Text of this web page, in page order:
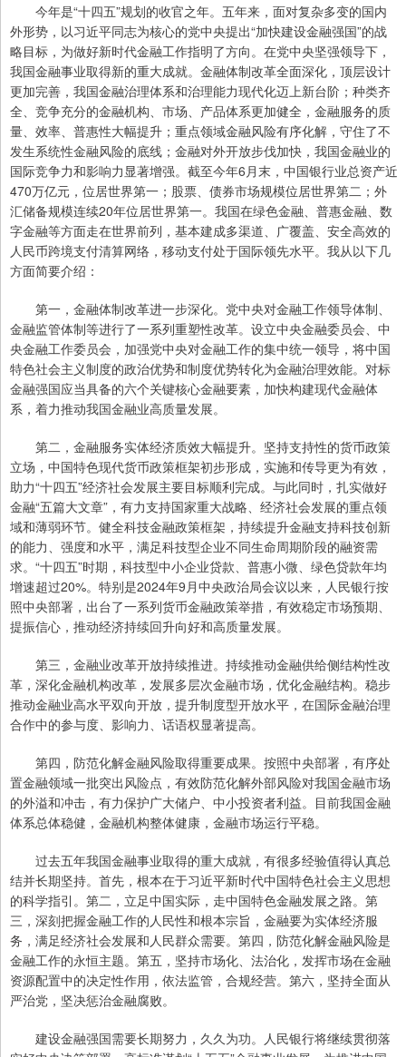
今年是“十四五”规划的收官之年。五年来，面对复杂多变的国内
外形势，以习近平同志为核心的党中央提出“加快建设金融强国”的战
略目标，为做好新时代金融工作指明了方向。在党中央坚强领导下，
我国金融事业取得新的重大成就。金融体制改革全面深化，顶层设计
更加完善，我国金融治理体系和治理能力现代化迈上新台阶；种类齐
全、竞争充分的金融机构、市场、产品体系更加健全，金融服务的质
量、效率、普惠性大幅提升；重点领域金融风险有序化解，守住了不
发生系统性金融风险的底线；金融对外开放步伐加快，我国金融业的
国际竞争力和影响力显著增强。截至今年6月末，中国银行业总资产近
470万亿元，位居世界第一；股票、债券市场规模位居世界第二；外
汇储备规模连续20年位居世界第一。我国在绿色金融、普惠金融、数
字金融等方面走在世界前列，基本建成多渠道、广覆盖、安全高效的
人民币跨境支付清算网络，移动支付处于国际领先水平。我从以下几
方面简要介绍：
第一，金融体制改革进一步深化。党中央对金融工作领导体制、
金融监管体制等进行了一系列重塑性改革。设立中央金融委员会、中
央金融工作委员会，加强党中央对金融工作的集中统一领导，将中国
特色社会主义制度的政治优势和制度优势转化为金融治理效能。对标
金融强国应当具备的六个关键核心金融要素，加快构建现代金融体
系，着力推动我国金融业高质量发展。
第二，金融服务实体经济质效大幅提升。坚持支持性的货币政策
立场，中国特色现代货币政策框架初步形成，实施和传导更为有效，
助力“十四五”经济社会发展主要目标顺利完成。与此同时，扎实做好
金融“五篇大文章”，有力支持国家重大战略、经济社会发展的重点领
域和薄弱环节。健全科技金融政策框架，持续提升金融支持科技创新
的能力、强度和水平，满足科技型企业不同生命周期阶段的融资需
求。“十四五”时期，科技型中小企业贷款、普惠小微、绿色贷款年均
增速超过20%。特别是2024年9月中央政治局会议以来，人民银行按
照中央部署，出台了一系列货币金融政策举措，有效稳定市场预期、
提振信心，推动经济持续回升向好和高质量发展。
第三，金融业改革开放持续推进。持续推动金融供给侧结构性改
革，深化金融机构改革，发展多层次金融市场，优化金融结构。稳步
推动金融业高水平双向开放，提升制度型开放水平，在国际金融治理
合作中的参与度、影响力、话语权显著提高。
第四，防范化解金融风险取得重要成果。按照中央部署，有序处
置金融领域一批突出风险点，有效防范化解外部风险对我国金融市场
的外溢和冲击，有力保护广大储户、中小投资者利益。目前我国金融
体系总体稳健，金融机构整体健康，金融市场运行平稳。
过去五年我国金融事业取得的重大成就，有很多经验值得认真总
结并长期坚持。首先，根本在于习近平新时代中国特色社会主义思想
的科学指引。第二，立足中国实际，走中国特色金融发展之路。第
三，深刻把握金融工作的人民性和根本宗旨，金融要为实体经济服
务，满足经济社会发展和人民群众需要。第四，防范化解金融风险是
金融工作的永恒主题。第五，坚持市场化、法治化，发挥市场在金融
资源配置中的决定性作用，依法监管，合规经营。第六，坚持全面从
严治党，坚决惩治金融腐败。
建设金融强国需要长期努力，久久为功。人民银行将继续贯彻落